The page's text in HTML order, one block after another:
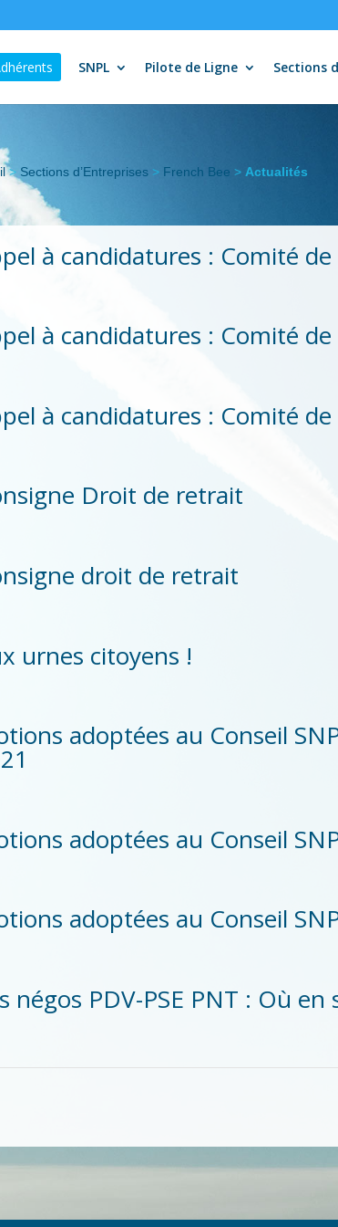
SNPL Pilote de Ligne Sections
> Sections d’Entreprises> French Bee > Actualités
à candidatures : Comité
à candidatures : Comité
à candidatures : Comité
Droit de retrait
droit de retrait
urnes citoyens !
adoptées au Conseil
adoptées au Conseil
adoptées au Conseil
négos PDV-PSE PNT : Où